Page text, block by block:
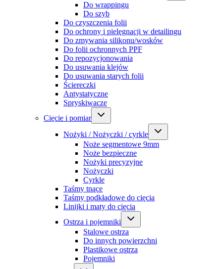
Do wrappingu
Do szyb
Do czyszczenia folii
Do ochrony i pielęgnacji w detailingu
Do zmywania silikonu/wosków
Do folii ochronnych PPF
Do repozycjonowania
Do usuwania klejów
Do usuwania starych folii
Ściereczki
Antystatyczne
Spryskiwacze
Cięcie i pomiar
Nożyki / Nożyczki / cyrkle
Noże segmentowe 9mm
Noże bezpieczne
Nożyki precyzyjne
Nożyczki
Cyrkle
Taśmy tnące
Taśmy podkładowe do cięcia
Linijki i maty do cięcia
Ostrza i pojemniki
Stalowe ostrza
Do innych powierzchni
Plastikowe ostrza
Pojemniki